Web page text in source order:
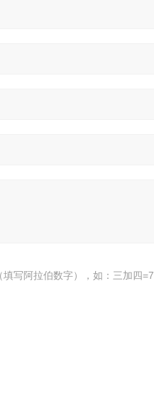
写阿拉伯数字），如：三加四=7